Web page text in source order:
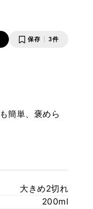
保存 3件
簡単、褒めら
大きめ2切れ
200ml